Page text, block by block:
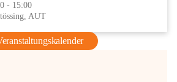
- 15:00
AUT